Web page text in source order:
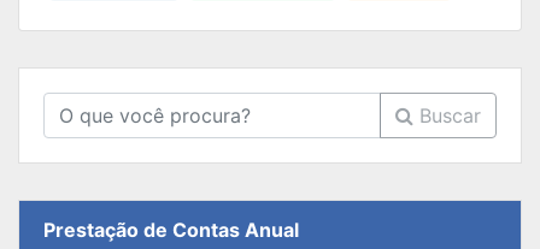
Buscar
Prestação de Contas Anual